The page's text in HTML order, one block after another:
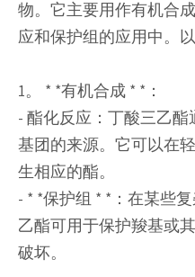
物。它主要用作有机合
应和保护组的应用中。
1。 * *有机合成 * *：
- 酯化反应：丁酸三乙
基团的来源。它可以在
生相应的酯。
- * *保护组 * *：在某些
乙酯可用于保护羧基或
破坏。